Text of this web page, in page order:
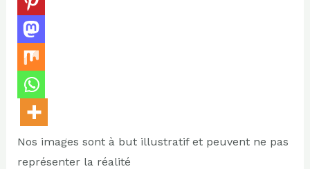
Nos images sont à but illustratif et peuvent ne pas
représenter la réalité